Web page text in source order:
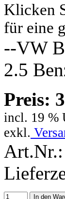
Klicken
für eine
--VW
2.5
Preis:
incl. 19 %
exkl.